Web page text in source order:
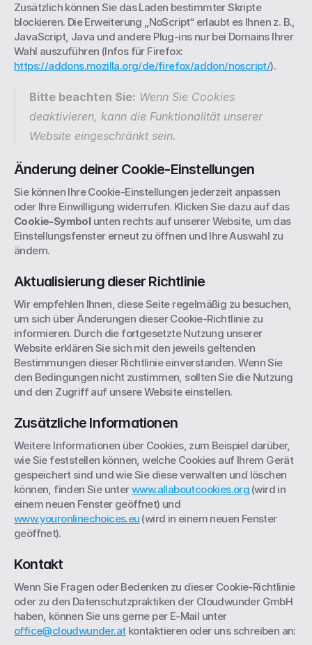
Zusätzlich können Sie das Laden bestimmter Skripte
blockieren. Die Erweiterung „NoScript“ erlaubt es Ihnen z. B.,
JavaScript, Java und andere Plug-ins nur bei Domains Ihrer
https://addons.mozilla.org/de/firefox/addon/noscript/).
Bitte beachten Sie: Wenn Sie Cookies
deaktivieren, kann die Funktionalität unserer
Website eingeschränkt sein.
Änderung deiner Cookie-Einstellungen
Sie können Ihre Cookie-Einstellungen jederzeit anpassen
oder Ihre Einwilligung widerrufen. Klicken Sie dazu auf das
Cookie-Symbol unten rechts auf unserer Website, um das
Einstellungsfenster erneut zu öffnen und Ihre Auswahl zu
ändern.
Aktualisierung dieser Richtlinie
Wir empfehlen Ihnen, diese Seite regelmäßig zu besuchen,
um sich über Änderungen dieser Cookie-Richtlinie zu
informieren. Durch die fortgesetzte Nutzung unserer
Website erklären Sie sich mit den jeweils geltenden
Bestimmungen dieser Richtlinie einverstanden. Wenn Sie
den Bedingungen nicht zustimmen, sollten Sie die Nutzung
und den Zugriff auf unsere Website einstellen.
Zusätzliche Informationen
Weitere Informationen über Cookies, zum Beispiel darüber,
wie Sie feststellen können, welche Cookies auf Ihrem Gerät
gespeichert sind und wie Sie diese verwalten und löschen
können, finden Sie unter www.allaboutcookies.org ⁠(wird in
www.youronlinechoices.eu ⁠(wird in einem neuen Fenster
geöffnet)⁠.
Kontakt
Wenn Sie Fragen oder Bedenken zu dieser Cookie-Richtlinie
oder zu den Datenschutzpraktiken der Cloudwunder GmbH
haben, können Sie uns gerne per E-Mail unter
office@cloudwunder.at kontaktieren oder uns schreiben an: